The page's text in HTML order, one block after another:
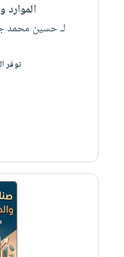
الموارد
لـ حسين محمد
توفر